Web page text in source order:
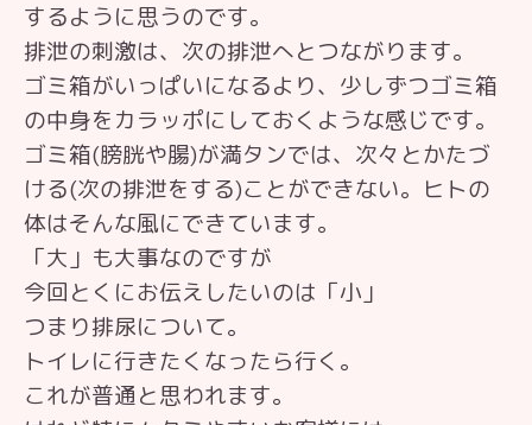
するように思うのです。
排泄の刺激は、次の排泄へとつながります。
ゴミ箱がいっぱいになるより、少しずつゴミ箱
の中身をカラッポにしておくような感じです。
ゴミ箱(膀胱や腸)が満タンでは、次々とかたづ
ける(次の排泄をする)ことができない。ヒトの
体はそんな風にできています。
「大」も大事なのですが
今回とくにお伝えしたいのは「小」
つまり排尿について。
トイレに行きたくなったら行く。
これが普通と思われます。